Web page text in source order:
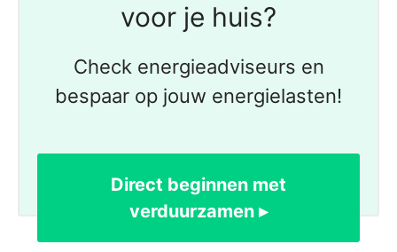
voor je huis?
Check energieadviseurs en
bespaar op jouw energielasten!
Direct beginnen met
verduurzamen ▸